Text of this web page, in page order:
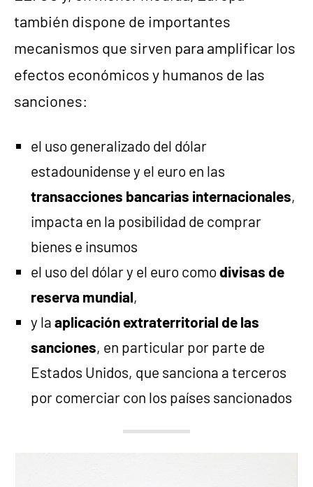
también dispone de importantes
mecanismos que sirven para amplificar los
efectos económicos y humanos de las
sanciones:
el uso generalizado del dólar
estadounidense y el euro en las
transacciones bancarias internacionales,
impacta en la posibilidad de comprar
bienes e insumos
el uso del dólar y el euro como divisas de
reserva mundial,
y la aplicación extraterritorial de las
sanciones, en particular por parte de
Estados Unidos, que sanciona a terceros
por comerciar con los países sancionados